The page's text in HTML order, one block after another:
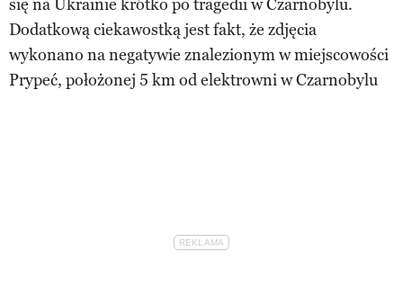
się na Ukrainie krótko po tragedii w Czarnobylu.
Dodatkową ciekawostką jest fakt, że zdjęcia
wykonano na negatywie znalezionym w miejscowości
Prypeć, położonej 5 km od elektrowni w Czarnobylu